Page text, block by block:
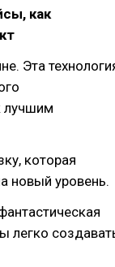
как
Эта
лучшим
которая
новый уровень.
легко